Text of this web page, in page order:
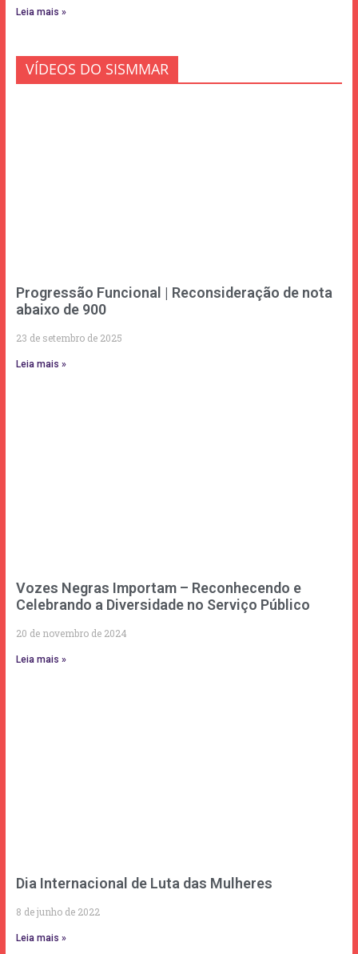
Leia mais »
VÍDEOS DO SISMMAR
Progressão Funcional | Reconsideração de nota
abaixo de 900
23 de setembro de 2025
Leia mais »
Vozes Negras Importam – Reconhecendo e
Celebrando a Diversidade no Serviço Público
20 de novembro de 2024
Leia mais »
Dia Internacional de Luta das Mulheres
8 de junho de 2022
Leia mais »